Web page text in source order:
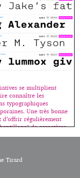
aux attentes du “beau-
est composé d’articles
plus souvent plus
en page qu’à
j’essayais […]
se multiplient
connaître les
typographiques
Une très bonne
d’offrir régulièrement
de caractères
permettant ainsi de les
MyFonts offre 4
Tirard